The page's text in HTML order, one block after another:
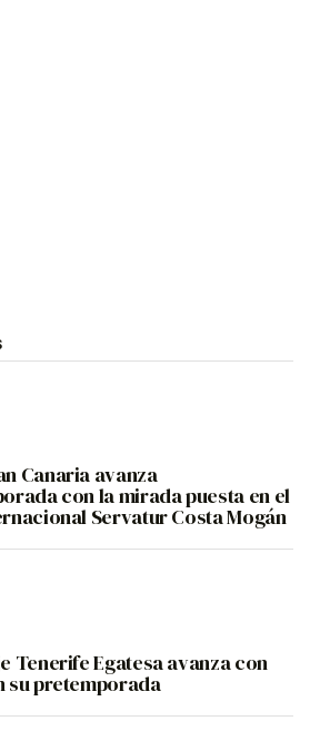
Canaria avanza
con la mirada puesta en el
Servatur Costa Mogán
Tenerife Egatesa avanza con
su pretemporada